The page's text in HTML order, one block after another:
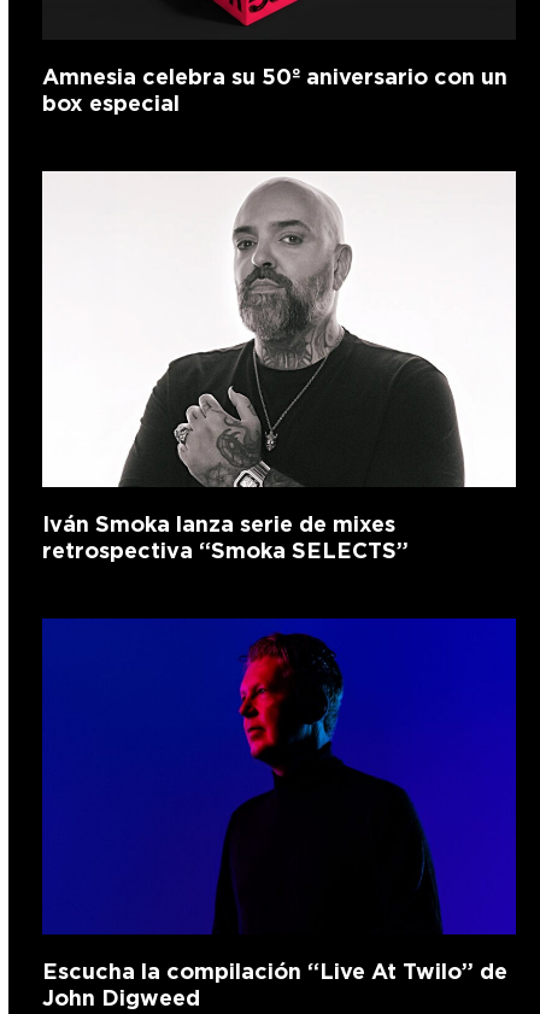
Amnesia celebra su 50º aniversario con un
box especial
Iván Smoka lanza serie de mixes
retrospectiva “Smoka SELECTS”
Escucha la compilación “Live At Twilo” de
John Digweed